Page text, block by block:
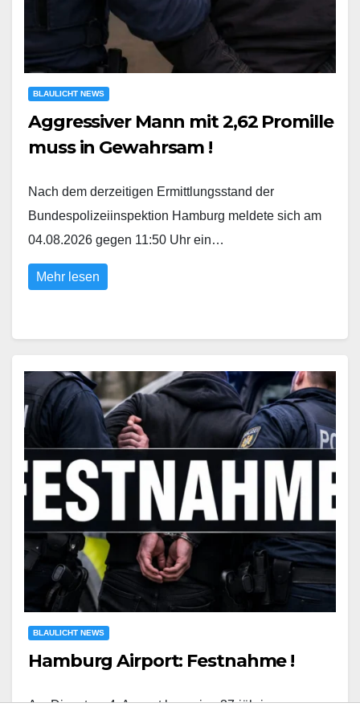
BLAULICHT NEWS
Aggressiver Mann mit 2,62 Promille
muss in Gewahrsam !
Nach dem derzeitigen Ermittlungsstand der
Bundespolizeiinspektion Hamburg meldete sich am
04.08.2026 gegen 11:50 Uhr ein…
Mehr lesen
BLAULICHT NEWS
Hamburg Airport: Festnahme !
Am Dienstag, 4. August kam eine 37-jährige